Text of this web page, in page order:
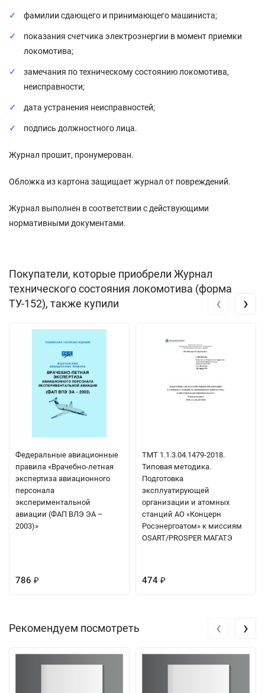
фами­лии сдающего и принимающего машиниста;
показания счетчика электроэнергии в момент при­емки
локомотива;
замечания по техническому состоянию локо­мотива,
неисправности;
дата устранения неисправностей;
подпись должностного лица.
Журнал прошит, пронумерован.
Обложка из картона защищает журнал от повреждений.
Журнал выполнен в соответствии с действующими
нормативными документами.
Покупатели, которые приобрели Журнал
технического состояния локомотива (форма
ТУ-152), также купили
Федеральные авиационные
правила «Врачебно-летная
экспертиза авиационного
персонала
экспериментальной
авиации (ФАП ВЛЭ ЭА –
2003)»
786 ₽
ТМТ 1.1.3.04.1479-2018.
Типовая методика.
Подготовка
эксплуатирующей
организации и атомных
станций АО «Концерн
Росэнергоатом» к миссиям
OSART/PROSPER МАГАТЭ
474 ₽
‹ ›
Рекомендуем посмотреть ‹ ›